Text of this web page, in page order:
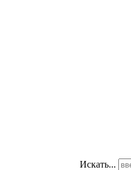
Искать...